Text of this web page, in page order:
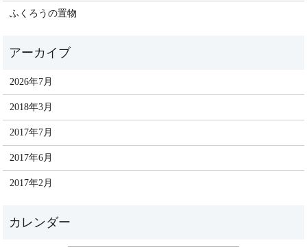
ふくろうの置物
2026年7月
2018年3月
2017年7月
2017年6月
2017年2月